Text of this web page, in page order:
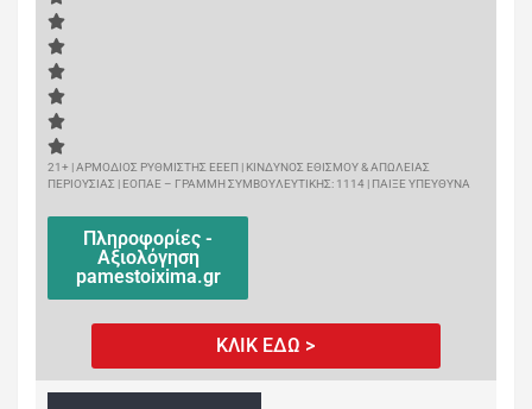
21+ | ΑΡΜΟΔΙΟΣ ΡΥΘΜΙΣΤΗΣ ΕΕΕΠ | ΚΙΝΔΥΝΟΣ ΕΘΙΣΜΟΥ & ΑΠΩΛΕΙΑΣ
ΠΕΡΙΟΥΣΙΑΣ | ΕΟΠΑΕ – ΓΡΑΜΜΗ ΣΥΜΒΟΥΛΕΥΤΙΚΗΣ: 1114 | ΠΑΙΞΕ ΥΠΕΥΘΥΝΑ
Πληροφορίες -
Αξιολόγηση
pamestoixima.gr
ΚΛΙΚ ΕΔΩ >